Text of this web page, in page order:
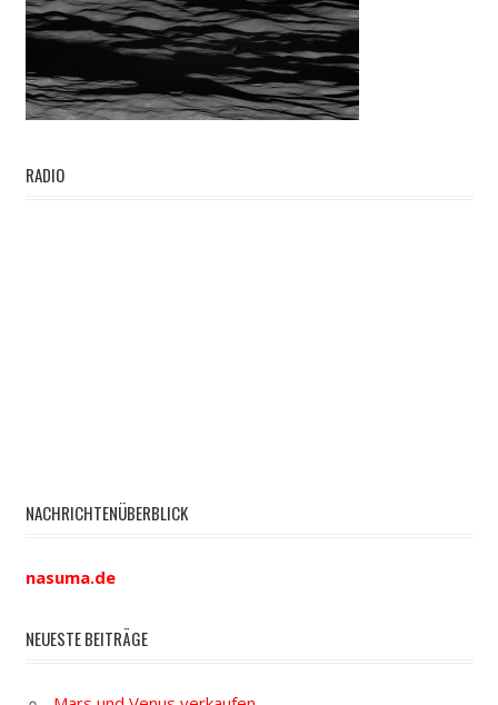
RADIO
NACHRICHTENÜBERBLICK
nasuma.de
NEUESTE BEITRÄGE